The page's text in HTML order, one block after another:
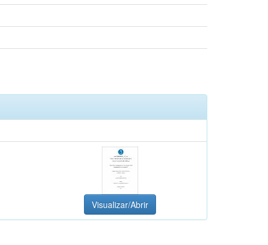
Visualizar/Abrir